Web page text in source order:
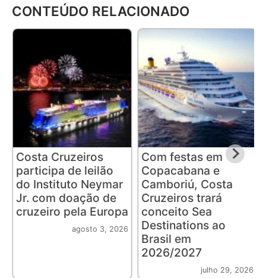
CONTEÚDO RELACIONADO
Costa Cruzeiros
participa de leilão
do Instituto Neymar
Jr. com doação de
cruzeiro pela Europa
agosto 3, 2026
Com festas em
Copacabana e
Camboriú, Costa
Cruzeiros trará
conceito Sea
Destinations ao
Brasil em
2026/2027
julho 29, 2026